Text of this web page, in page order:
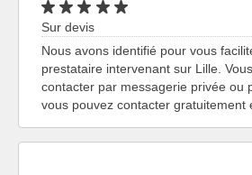
Sur devis
Nous avons identifié pour vous
prestataire intervenant sur Lille.
contacter par messagerie privée ou
vous pouvez contacter gratuitement